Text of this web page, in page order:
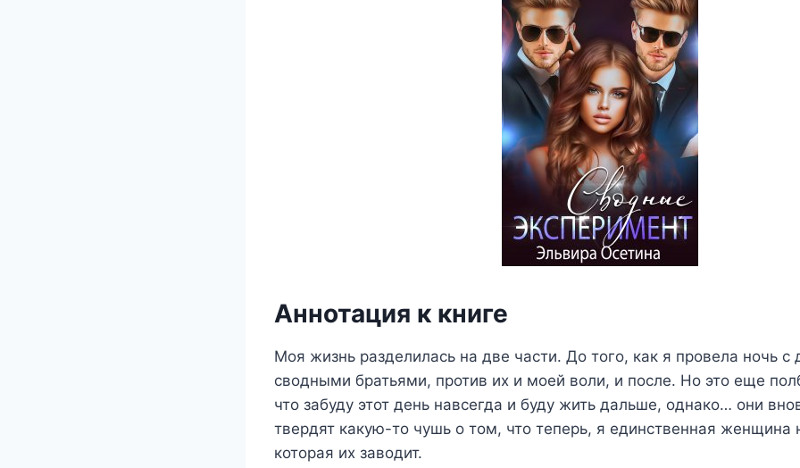
Аннотация к книге
Моя жизнь разделилась на две части. До того, как я провела ночь с
сводными братьями, против их и моей воли, и после. Но это еще
что забуду этот день навсегда и буду жить дальше, однако… они
твердят какую-то чушь о том, что теперь, я единственная женщина
которая их заводит.